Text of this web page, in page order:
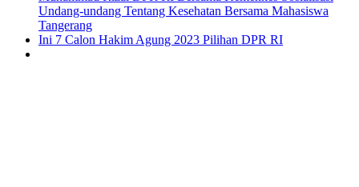
Undang-undang Tentang Kesehatan Bersama Mahasiswa
Tangerang
Ini 7 Calon Hakim Agung 2023 Pilihan DPR RI